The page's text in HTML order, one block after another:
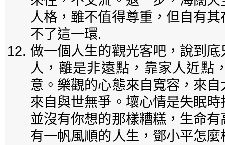
人格，雖不值得尊重，但自有
不了這一環.
做一個人生的觀光客吧，說到
人，離是非遠點，靠家人近點
意。樂觀的心態來自寬容，來
來自與世無爭。壞心情是失眠
並沒有你想的那樣糟糕，生命
有一帆風順的人生，鄧小平怎